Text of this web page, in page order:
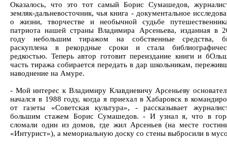
Оказалось, что это тот самый Борис Сумашедов,
земляк-дальневосточник, чья книга - документальное
о жизни, творчестве и необычной судьбе
патриота нашей страны Владимира Арсеньева, изданная в
году небольшим тиражом на собственные средства,
раскуплена в рекордные сроки и стала
редкостью. Теперь автор готовит переиздание книги и
часть тиража собирается передать в дар школьникам,
наводнение на Амуре.
- Мой интерес к Владимиру Клавдиевичу Арсеньеву
начался в 1988 году, когда я приехал в Хабаровск в
от газеты «Советская культура», - рассказывает
большим стажем Борис Сумашедов. - И узнал я, что в
сломали один из домов, где жил Арсеньев (на месте
«Интурист»), а мемориальную доску со стены выбросили в